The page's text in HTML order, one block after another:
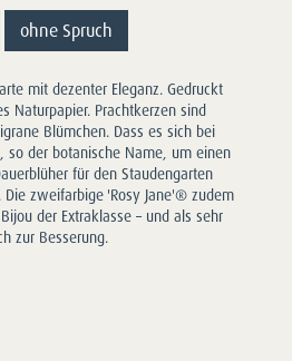
ohne Spruch
mit dezenter Eleganz. Gedruckt
Naturpapier. Prachtkerzen sind
Blümchen. Dass es sich bei
so der botanische Name, um einen
für den Staudengarten
zweifarbige 'Rosy Jane'® zudem
der Extraklasse – und als sehr
zur Besserung.